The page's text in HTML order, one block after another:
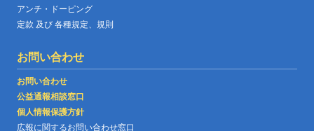
アンチ・ドーピング
定款 及び 各種規定、規則
お問い合わせ
お問い合わせ
公益通報相談窓口
個人情報保護方針
広報に関するお問い合わせ窓口